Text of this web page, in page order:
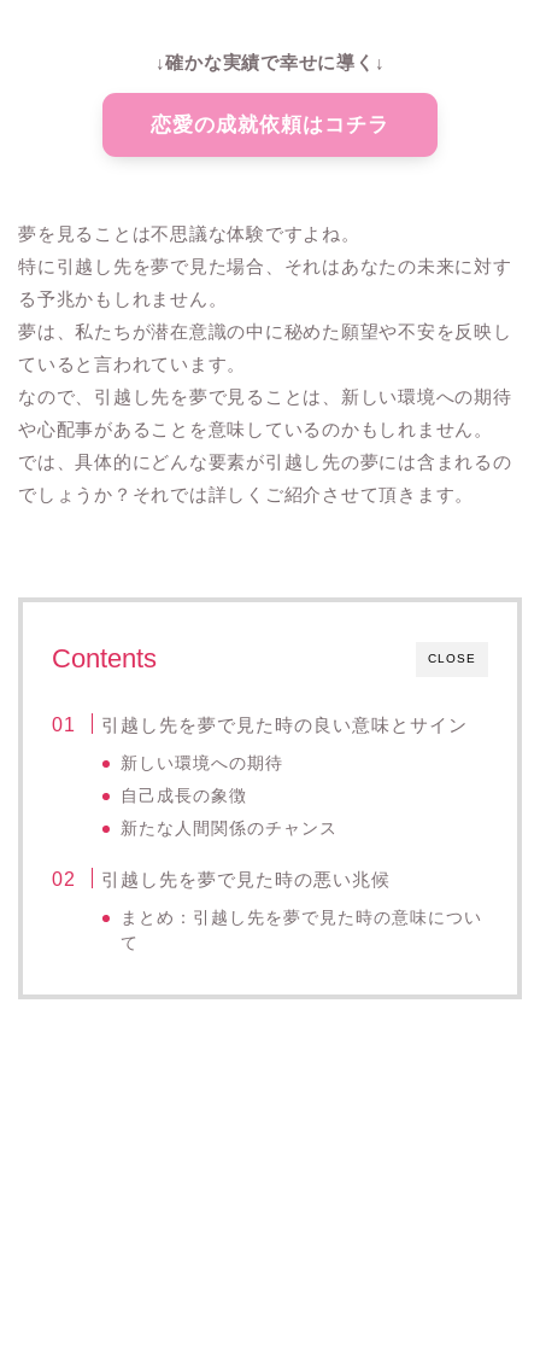
↓確かな実績で幸せに導く↓
恋愛の成就依頼はコチラ
夢を見ることは不思議な体験ですよね。
特に引越し先を夢で見た場合、それはあなたの未来に対す
る予兆かもしれません。
夢は、私たちが潜在意識の中に秘めた願望や不安を反映し
ていると言われています。
なので、引越し先を夢で見ることは、新しい環境への期待
や心配事があることを意味しているのかもしれません。
では、具体的にどんな要素が引越し先の夢には含まれるの
でしょうか？それでは詳しくご紹介させて頂きます。
CLOSE
Contents
引越し先を夢で見た時の良い意味とサイン
新しい環境への期待
自己成長の象徴
新たな人間関係のチャンス
引越し先を夢で見た時の悪い兆候
まとめ：引越し先を夢で見た時の意味につい
て